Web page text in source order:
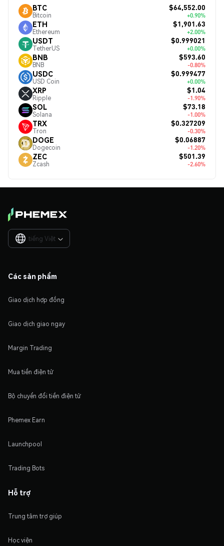
BTC
Bitcoin
$64,552.00
+0.90%
ETH
Ethereum
$1,901.63
+2.00%
USDT
TetherUS
$0.999021
+0.00%
BNB
BNB
$593.60
-0.80%
USDC
USD Coin
$0.999477
+0.00%
XRP
Ripple
$1.04
-1.90%
SOL
Solana
$73.18
-1.00%
TRX
Tron
$0.327209
-0.30%
DOGE
Dogecoin
$0.06887
-1.20%
ZEC
Zcash
$501.39
-2.60%
tiếng Việt 
Các sản phẩm
Giao dịch hợp đồng
Giao dịch giao ngay
Margin Trading
Mua tiền điện tử
Bộ chuyển đổi tiền điện tử
Phemex Earn
Launchpool
Trading Bots
Hỗ trợ
Trung tâm trợ giúp
Học viện